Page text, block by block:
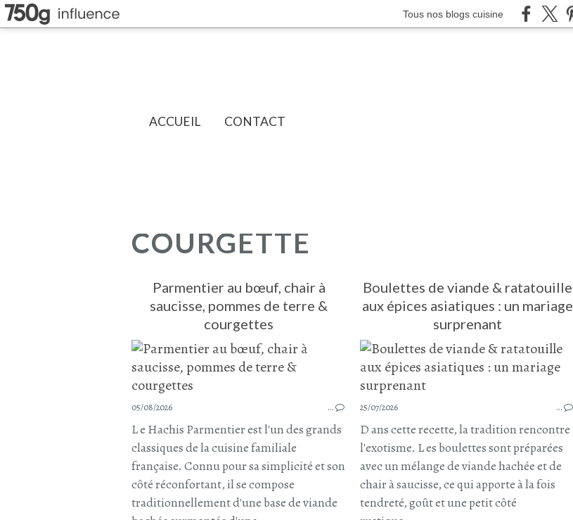
Tous nos blogs cuisine
ACCUEIL CONTACT
COURGETTE
Parmentier au bœuf, chair à
saucisse, pommes de terre &
courgettes
PARMENTIER
PLAT COMPLET
BOEUF
BOEUF HACHÉ
PORC
CHAIR À SAUCISSE
POIVRON ROUGE
05/08/2026 …
L e Hachis Parmentier est l'un des grands
classiques de la cuisine familiale
française. Connu pour sa simplicité et son
côté réconfortant, il se compose
traditionnellement d'une base de viande
Boulettes de viande & ratatouille
aux épices asiatiques : un mariage
surprenant
25/07/2026 …
D ans cette recette, la tradition rencontre
l'exotisme. L es boulettes sont préparées
avec un mélange de viande hachée et de
chair à saucisse, ce qui apporte à la fois
tendreté, goût et une petit côté